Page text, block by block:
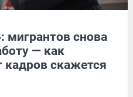
мигрантов снова
— как
скажется